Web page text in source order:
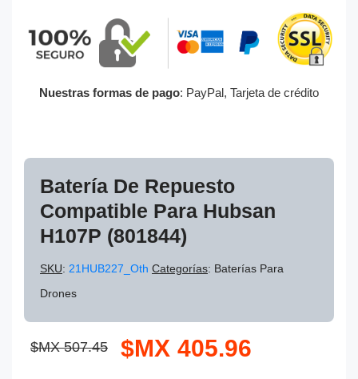
Nuestras formas de pago: PayPal, Tarjeta de crédito
Batería De Repuesto
Compatible Para Hubsan
H107P (801844)
SKU: 21HUB227_Oth Categorías: Baterías Para
Drones
$MX 507.45 $MX 405.96